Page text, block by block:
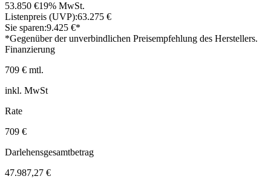
53.850 €19% MwSt.
Listenpreis (UVP):63.275 €
Sie sparen:9.425 €*
*Gegenüber der unverbindlichen Preisempfehlung des Herstellers.
Finanzierung
709 € mtl.
inkl. MwSt
Rate
709 €
Darlehensgesamtbetrag
47.987,27 €